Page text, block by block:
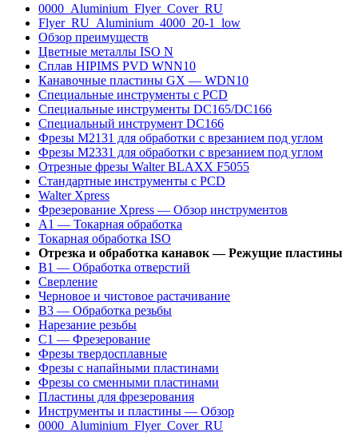
0000_Aluminium_Flyer_Cover_RU
Flyer_RU_Aluminium_4000_20-1_low
Обзор преимуществ
Цветные металлы ISO N
Сплав HIPIMS PVD WNN10
Канавочные пластины GX — WDN10
Специальные инструменты с PCD
Специальные инструменты DC165/DC166
Специальный инструмент DC166
Фрезы M2131 для обработки с врезанием под углом
Фрезы M2331 для обработки с врезанием под углом
Отрезные фрезы Walter BLAXX F5055
Стандартные инструменты с PCD
Walter Xpress
Фрезерование Xpress — Обзор инструментов
A1 — Токарная обработка
Токарная обработка ISO
Отрезка и обработка канавок — Режущие пластины
B1 — Обработка отверстий
Сверление
Черновое и чистовое растачивание
B3 — Обработка резьбы
Нарезание резьбы
C1 — Фрезерование
Фрезы твердосплавные
Фрезы с напайными пластинами
Фрезы со сменными пластинами
Пластины для фрезерования
Инструменты и пластины — Обзор
0000_Aluminium_Flyer_Cover_RU